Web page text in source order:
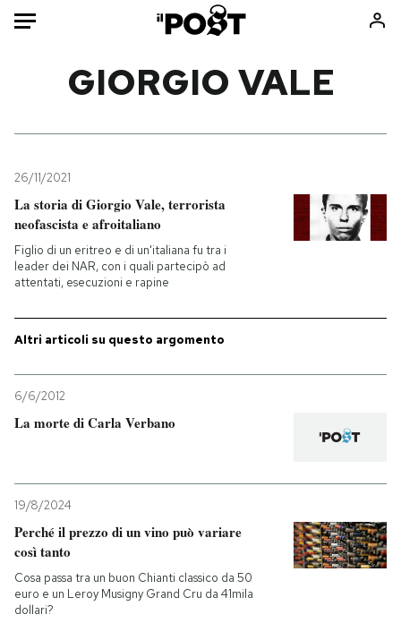
Mondo
Politica
Tecnologia
Internet
Scienza
Economia
Consumismi
I MIEI PREFERITI
SHOP
GIORGIO VALE
26/11/2021
La storia di Giorgio Vale, terrorista
neofascista e afroitaliano
Figlio di un eritreo e di un'italiana fu tra i
leader dei NAR, con i quali partecipò ad
attentati, esecuzioni e rapine
Altri articoli su questo argomento
6/6/2012
La morte di Carla Verbano
19/8/2024
Perché il prezzo di un vino può variare
così tanto
Cosa passa tra un buon Chianti classico da 50
euro e un Leroy Musigny Grand Cru da 41mila
dollari?